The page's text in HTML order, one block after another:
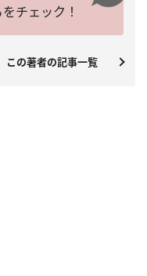
チェック！
この著者の記事一覧